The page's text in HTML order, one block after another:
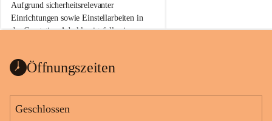
Aufgrund sicherheitsrelevanter
Einrichtungen sowie Einstellarbeiten in
der Gasstation Aderklaa ist fallweise
kommenden Tagen und Wochen wird
sein.
Die OMV Austria ist bemüht, für die
Öffnungszeiten
Geschlossen